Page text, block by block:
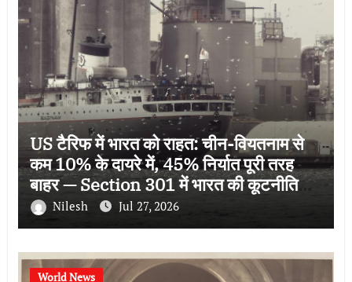
US टैरिफ में भारत को राहत: चीन-वियतनाम से
कम 10% के दायरे में, 45% निर्यात पूरी तरह
बाहर — Section 301 में भारत की कूटनीतिक
जीतNilesh Jul 27, 2026
World News